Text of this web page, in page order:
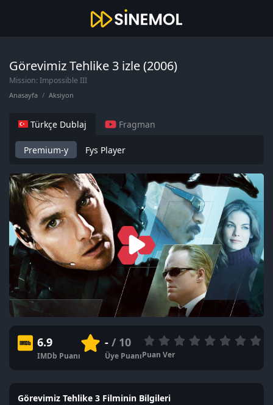
Görevimiz Tehlike 3 izle (2006)
Mission: Impossible III
Anasayfa Aksiyon
Türkçe Dublaj Fragman
Premium-y Fys Player
6.9
IMDb Puanı
-/ 10
Üye PuanıPuan Ver
Görevimiz Tehlike 3 Filminin Bilgileri